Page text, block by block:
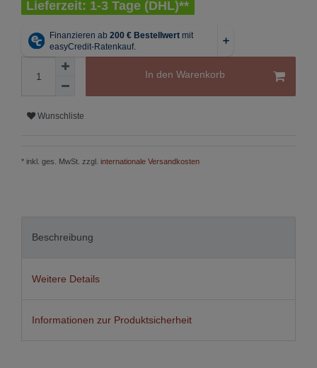
Lieferzeit: 1-3 Tage (DHL)**
In den Warenkorb
Wunschliste
* inkl. ges. MwSt. zzgl. internationale Versandkosten
Beschreibung
Weitere Details
Informationen zur Produktsicherheit